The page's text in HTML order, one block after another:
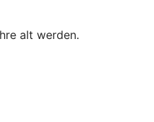
alt werden.